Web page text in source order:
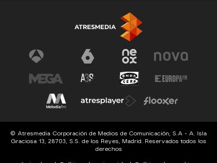
© Atresmedia Corporación de Medios de Comunicación, S.A - A. Isla
Graciosa 13, 28703, S.S. de los Reyes, Madrid. Reservados todos los
derechos